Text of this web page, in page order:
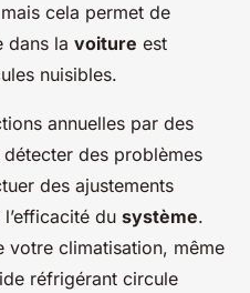
cela permet de
dans la voiture est
nuisibles.
annuelles par des
des problèmes
des ajustements
du système.
votre climatisation, même
réfrigérant circule